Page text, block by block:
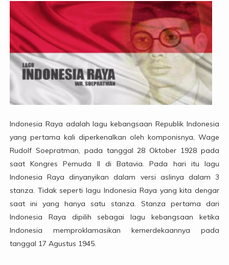
Indonesia Raya adalah lagu kebangsaan Republik Indonesia
yang pertama kali diperkenalkan oleh komponisnya, Wage
Rudolf Soepratman, pada tanggal 28 Oktober 1928 pada
saat Kongres Pemuda II di Batavia. Pada hari itu lagu
Indonesia Raya dinyanyikan dalam versi aslinya dalam 3
stanza. Tidak seperti lagu Indonesia Raya yang kita dengar
saat ini yang hanya satu stanza. Stanza pertama dari
Indonesia Raya dipilih sebagai lagu kebangsaan ketika
Indonesia memproklamasikan kemerdekaannya pada
tanggal 17 Agustus 1945.